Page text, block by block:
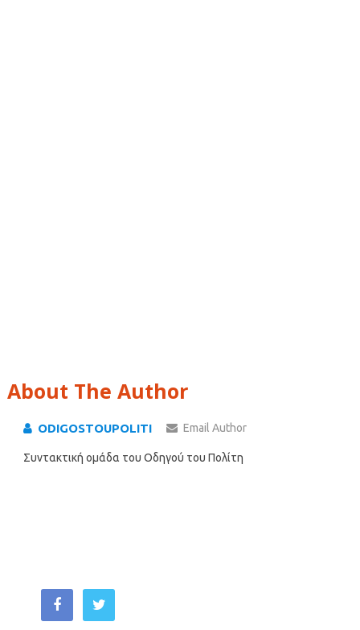
About The Author
ODIGOSTOUPOLITI Email Author
Συντακτική ομάδα του Οδηγού του Πολίτη